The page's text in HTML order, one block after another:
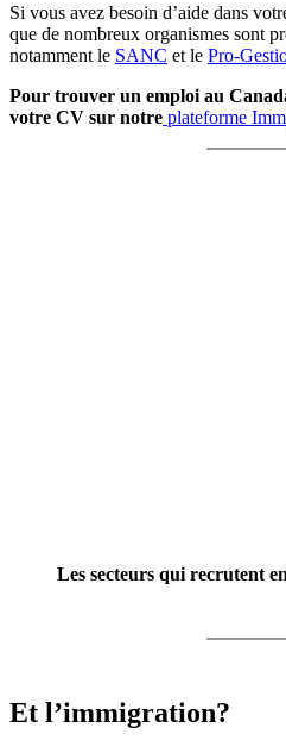
Si vous avez besoin d’aide dans
que de nombreux organismes sont
notamment le SANC et le Pro-
Pour trouver un emploi au
votre CV sur notre plateforme
Les secteurs qui recrutent
Et l’immigration?